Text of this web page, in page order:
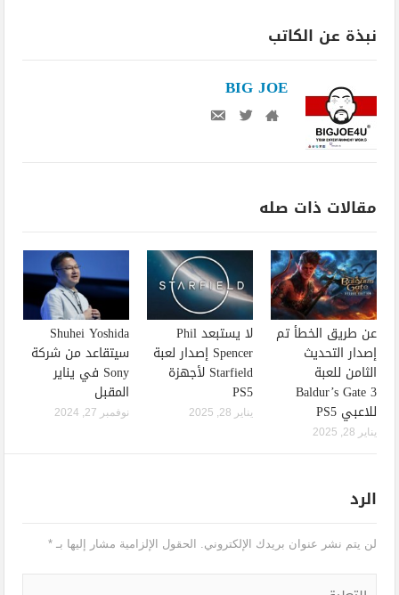
نبذة عن الكاتب
BIG JOE
مقالات ذات صله
عن طريق الخطأ تم
إصدار التحديث
الثامن للعبة
Baldur’s Gate 3
للاعبي PS5
يناير 28, 2025
لا يستبعد Phil
Spencer إصدار لعبة
Starfield لأجهزة
PS5
يناير 28, 2025
Shuhei Yoshida
سيتقاعد من شركة
Sony في يناير
المقبل
نوفمبر 27, 2024
الرد
لن يتم نشر عنوان بريدك الإلكتروني. الحقول الإلزامية مشار إليها بـ*